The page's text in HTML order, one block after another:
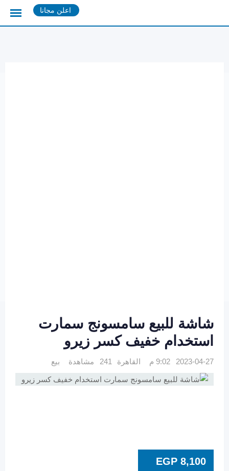
اعلن مجانا
شاشة للبيع سامسونج سمارت
استخدام خفيف كسر زيرو
2023-04-27 9:02 م القاهرة 241 مشاهدة بيع
EGP 8,100